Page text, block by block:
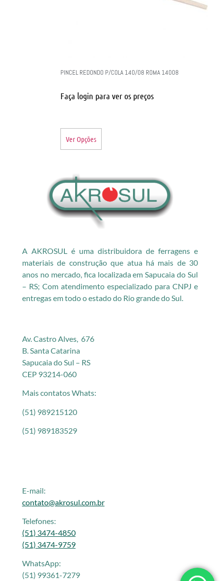
PINCEL REDONDO P/COLA 140/08 ROMA 14008
Faça login para ver os preços
Ver Opções
A AKROSUL é uma distribuidora de ferragens e
materiais de construção que atua há mais de 30
anos no mercado, fica localizada em Sapucaia do Sul
– RS; Com atendimento especializado para CNPJ e
entregas em todo o estado do Rio grande do Sul.
Av. Castro Alves, 676
B. Santa Catarina
Sapucaia do Sul – RS
CEP 93214-060
Mais contatos Whats:
(51) 989215120
(51) 989183529
E-mail:
contato@akrosul.com.br
Telefones:
(51) 3474-4850
(51) 3474-9759
WhatsApp:
(51) 99361-7279